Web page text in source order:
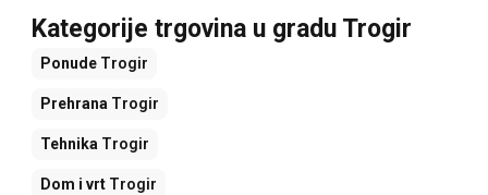
Kategorije trgovina u gradu Trogir
Ponude Trogir
Prehrana Trogir
Tehnika Trogir
Dom i vrt Trogir